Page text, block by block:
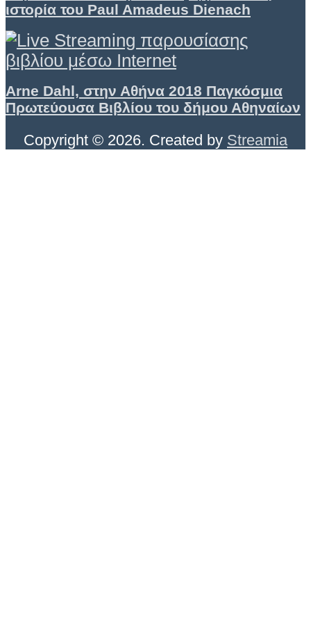
ιστορία του Paul Amadeus Dienach
Arne Dahl, στην Αθήνα 2018 Παγκόσμια
Πρωτεύουσα Βιβλίου του δήμου Αθηναίων
Copyright © 2026. Created by Streamia